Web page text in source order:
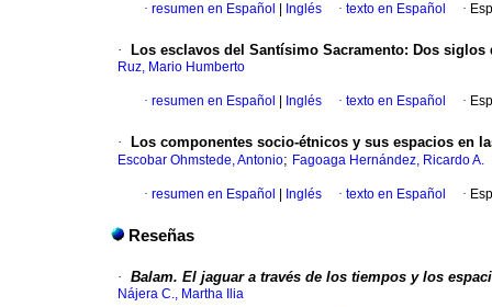
· resumen en Español Inglés · texto en Español ·
· Los esclavos del Santísimo Sacramento: Dos siglos
Ruz, Mario Humberto
· resumen en Español Inglés · texto en Español ·
· Los componentes socio-étnicos y sus espacios en
Escobar Ohmstede, Antonio; Fagoaga Hernández, Ricardo A.
· resumen en Español Inglés · texto en Español ·
Reseñas
· Balam. El jaguar a través de los tiempos y los
Nájera C., Martha Ilia